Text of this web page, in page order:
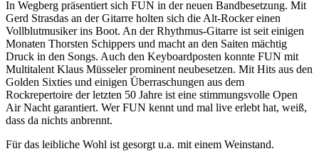
In Wegberg präsentiert sich FUN in der neuen Bandbesetzung. Mit
Gerd Strasdas an der Gitarre holten sich die Alt-Rocker einen
Vollblutmusiker ins Boot. An der Rhythmus-Gitarre ist seit einigen
Monaten Thorsten Schippers und macht an den Saiten mächtig
Druck in den Songs. Auch den Keyboardposten konnte FUN mit
Multitalent Klaus Müsseler prominent neubesetzen. Mit Hits aus den
Golden Sixties und einigen Überraschungen aus dem
Rockrepertoire der letzten 50 Jahre ist eine stimmungsvolle Open
Air Nacht garantiert. Wer FUN kennt und mal live erlebt hat, weiß,
dass da nichts anbrennt.
Für das leibliche Wohl ist gesorgt u.a. mit einem Weinstand.